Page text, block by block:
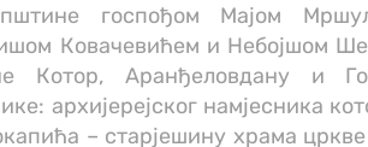
госпођом Мајом
Ковачевићем и Небојшом
Котор, Аранђеловдану и
архијерејског намјесника
– старјешину храма